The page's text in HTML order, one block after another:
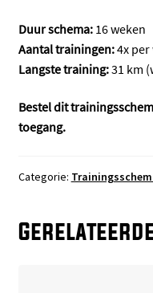
Duur schema:16 weken
Aantal trainingen:4x per
Langste training:31 km
Bestel dit
toegang.
Categorie: